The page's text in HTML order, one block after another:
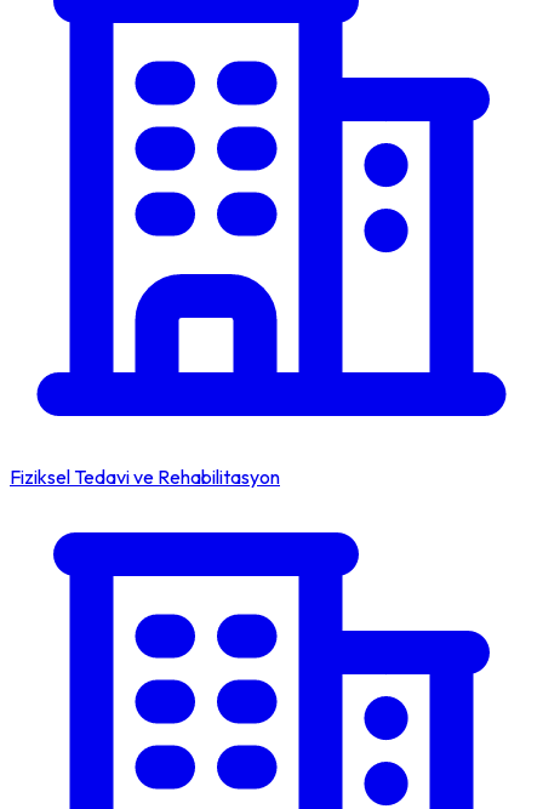
Fiziksel Tedavi ve Rehabilitasyon